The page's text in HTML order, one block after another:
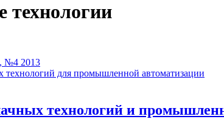
№4 2013
для промышленной автоматизации
технологий и